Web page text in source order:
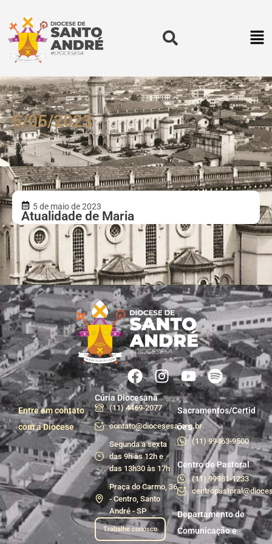
5/05/2023
5 de maio de 2023
Atualidade de Maria
Entre em contato
com a Diocese
Cúria Diocesana
(11) 4469-2077
contato@diocesesa.org.br
Segunda a sexta
das 9h às 12h e
das 13h30 às 17h
Praça do Carmo, 36
- Centro, Santo
André - SP
Trabalhe conosco
Sacramentos/Certid
ões
(11) 99463-9500
Centro de Pastoral
(11) 99981-1233
Departamento de
Comunicação e